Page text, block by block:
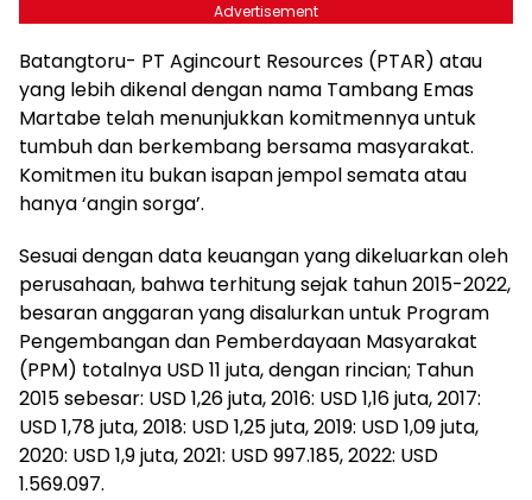
Advertisement
Batangtoru- PT Agincourt Resources (PTAR) atau
yang lebih dikenal dengan nama Tambang Emas
Martabe telah menunjukkan komitmennya untuk
tumbuh dan berkembang bersama masyarakat.
Komitmen itu bukan isapan jempol semata atau
hanya ‘angin sorga’.
Sesuai dengan data keuangan yang dikeluarkan oleh
perusahaan, bahwa terhitung sejak tahun 2015-2022,
besaran anggaran yang disalurkan untuk Program
Pengembangan dan Pemberdayaan Masyarakat
(PPM) totalnya USD 11 juta, dengan rincian; Tahun
2015 sebesar: USD 1,26 juta, 2016: USD 1,16 juta, 2017:
USD 1,78 juta, 2018: USD 1,25 juta, 2019: USD 1,09 juta,
2020: USD 1,9 juta, 2021: USD 997.185, 2022: USD
1.569.097.